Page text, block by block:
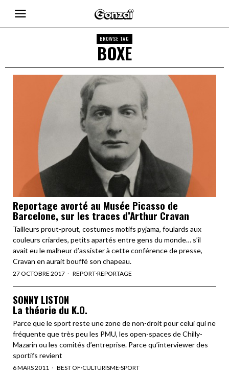
BROWSE TAG
BOXE
Reportage avorté au Musée Picasso de
Barcelone, sur les traces d’Arthur Cravan
Tailleurs prout-prout, costumes motifs pyjama, foulards aux
couleurs criardes, petits apartés entre gens du monde… s’il
avait eu le malheur d’assister à cette conférence de presse,
Cravan en aurait bouffé son chapeau.
27 OCTOBRE 2017 REPORT·REPORTAGE
SONNY LISTON
La théorie du K.O.
Parce que le sport reste une zone de non-droit pour celui qui ne
fréquente que très peu les PMU, les open-spaces de Chilly-
Mazarin ou les comités d’entreprise. Parce qu’interviewer des
sportifs revient
6 MARS 2011 BEST OF·CULTURISME·SPORT